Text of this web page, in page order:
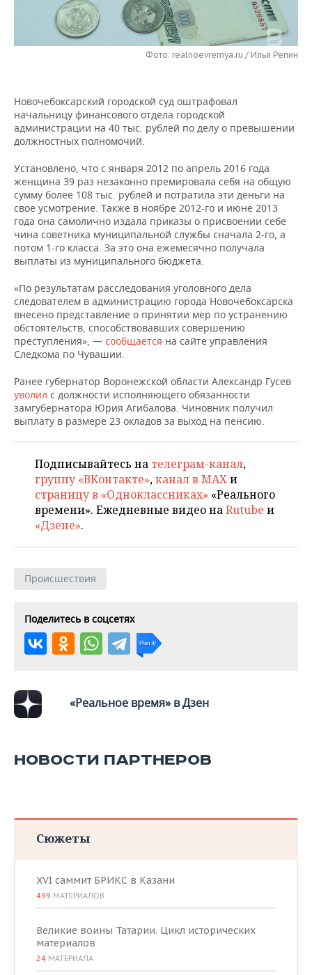
НЕФТЕХИМИЯ
ЭНЕРГЕТИКА
РОЗНИЧНАЯ ТОРГОВЛЯ
НОВОСТИ ТЕХНОЛОГИЙ
ТЕЛЕКОММУНИКАЦИИ
МЕРОПРИЯТИЯ
НОВОСТИ МЕРОПРИЯТИЙ
БИЗНЕС-БРАНЧИ
ОТКРЫТАЯ ЛЕКЦИЯ
ФУТБОЛ
БАСКЕТБОЛ
ВОЛЕЙБОЛ
КИБЕРСПОРТ
ФИГУРНОЕ КАТАНИЕ
ВОДНЫЕ ВИДЫ СПОРТА
ХОККЕЙ С МЯЧОМ
НОВОСТИ ОБЩЕСТВА
ИНФРАСТРУКТУРА
ИСТОРИЯ
КУЛЬТУРА
МЕДИЦИНА
ОБРАЗОВАНИЕ
ПРОИСШЕСТВИЯ
ФОТОГАЛЕРЕЯ
СПРАВОЧНИК
СПИСОК ПЕРСОН
СПИСОК КОМПАНИЙ
ПОЛНАЯ ВЕРСИЯ
Фото: realnoevremya.ru / Илья Репин
Новочебоксарский городской суд оштрафовал
начальницу финансового отдела городской
администрации на 40 тыс. рублей по делу о превышении
должностных полномочий.
Установлено, что с января 2012 по апрель 2016 года
женщина 39 раз незаконно премировала себя на общую
сумму более 108 тыс. рублей и потратила эти деньги на
свое усмотрение. Также в ноябре 2012-го и июне 2013
года она самолично издала приказы о присвоении себе
чина советника муниципальной службы сначала 2-го, а
потом 1-го класса. За это она ежемесячно получала
выплаты из муниципального бюджета.
«По результатам расследования уголовного дела
следователем в администрацию города Новочебоксарска
внесено представление о принятии мер по устранению
обстоятельств, способствовавших совершению
преступления», — сообщается на сайте управления
Следкома по Чувашии.
Ранее губернатор Воронежской области Александр Гусев
уволил с должности исполняющего обязанности
замгубернатора Юрия Агибалова. Чиновник получил
выплату в размере 23 окладов за выход на пенсию.
Подписывайтесь на телеграм-канал,
группу «ВКонтакте»,канал в MAXи
страницу в «Одноклассниках» «Реального
времени». Ежедневные видео наRutube и
«Дзене».
Происшествия
Поделитесь в соцсетях
«Реальное время» в Дзен
НОВОСТИ ПАРТНЕРОВ
Сюжеты
XVI саммит БРИКС в Казани
499 МАТЕРИАЛОВ
Великие воины Татарии. Цикл исторических
материалов
24 МАТЕРИАЛА